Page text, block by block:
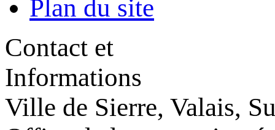
Plan du site
Contact et
Informations
Ville de Sierre, Valais,